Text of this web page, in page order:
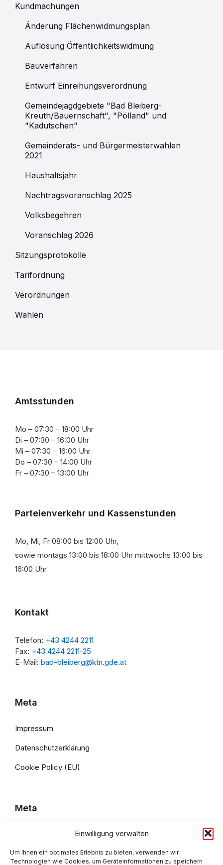
Einwilligung verwalten
Um Ihnen ein optimales Erlebnis zu bieten, verwenden wir
Technologien wie Cookies, um Geräteinformationen zu speichern
Kundmachungen
Änderung Flächenwidmungsplan
Auflösung Öffentlichkeitswidmung
Bauverfahren
Entwurf Einreihungsverordnung
Gemeindejagdgebiete "Bad Bleiberg-
Kreuth/Bauernschaft", "Pölland" und
"Kadutschen"
Gemeinderats- und Bürgermeisterwahlen
2021
Haushaltsjahr
Nachtragsvoranschlag 2025
Volksbegehren
Voranschlag 2026
Sitzungsprotokolle
Tarifordnung
Verordnungen
Wahlen
Amtsstunden
Mo – 07:30 – 18:00 Uhr
Di – 07:30 – 16:00 Uhr
Mi – 07:30 – 16:00 Uhr
Do – 07:30 – 14:00 Uhr
Fr – 07:30 – 13:00 Uhr
Parteienverkehr und Kassenstunden
Mo, Mi, Fr 08:00 bis 12:00 Uhr,
sowie montags 13:00 bis 18:00 Uhr mittwochs 13:00 bis
16:00 Uhr
Kontakt
Telefon: +43 4244 2211
Fax: +43 4244 2211-25
E-Mail: bad-bleiberg@ktn.gde.at
Meta
Impressum
Datenschutzerklärung
Cookie Policy (EU)
Meta
Datenschutzerklärung